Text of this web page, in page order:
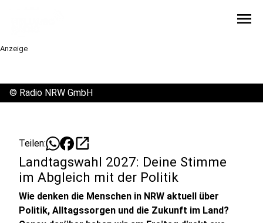
menu
Anzeige
© Radio NRW GmbH
Teilen: open_in_new
Landtagswahl 2027: Deine Stimme
im Abgleich mit der Politik
Wie denken die Menschen in NRW aktuell über
Politik, Alltagssorgen und die Zukunft im Land?